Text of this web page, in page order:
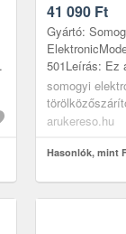
41 090 Ft
Gyártó:
501Leírás: Ez
tökéletes
somogyi
arukereso.hu
Hasonlók, mint